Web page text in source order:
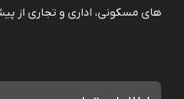
های مسکونی، اداری و تجاری از